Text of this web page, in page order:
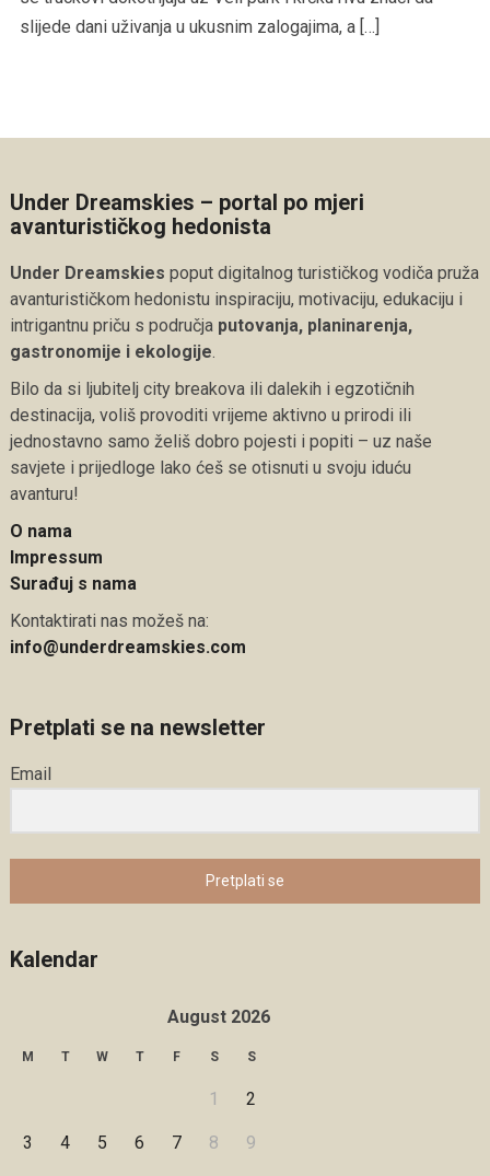
slijede dani uživanja u ukusnim zalogajima, a […]
Under Dreamskies – portal po mjeri
avanturističkog hedonista
Under Dreamskies poput digitalnog turističkog vodiča pruža
avanturističkom hedonistu inspiraciju, motivaciju, edukaciju i
intrigantnu priču s područja putovanja, planinarenja,
gastronomije i ekologije.
Bilo da si ljubitelj city breakova ili dalekih i egzotičnih
destinacija, voliš provoditi vrijeme aktivno u prirodi ili
jednostavno samo želiš dobro pojesti i popiti – uz naše
savjete i prijedloge lako ćeš se otisnuti u svoju iduću
avanturu!
O nama
Impressum
Surađuj s nama
Kontaktirati nas možeš na:
info@underdreamskies.com
Pretplati se na newsletter
Email
Pretplati se
Kalendar
August 2026
M T W T F S S
1 2
3 4 5 6 7 8 9